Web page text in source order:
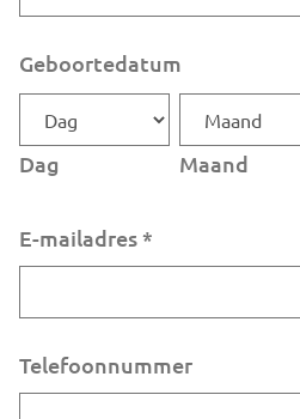
Geboortedatum
Dag Maand
E-mailadres*
Telefoonnummer